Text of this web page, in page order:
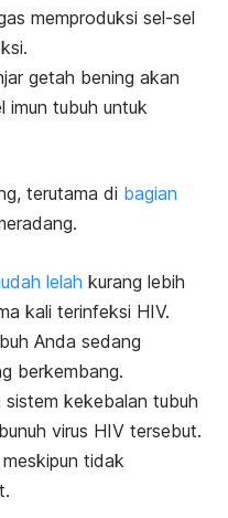
memproduksi sel-sel
getah bening akan
imun tubuh untuk
terutama di bagian
lelah kurang lebih
kali terinfeksi HIV.
Anda sedang
berkembang.
kekebalan tubuh
virus HIV tersebut.
tidak